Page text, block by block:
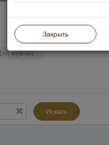
мужчин
Искать
Закрыть